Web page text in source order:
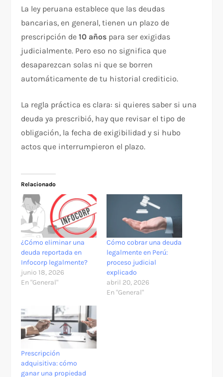
La ley peruana establece que las deudas
bancarias, en general, tienen un plazo de
prescripción de10 años para ser exigidas
judicialmente. Pero eso no significa que
desaparezcan solas ni que se borren
automáticamente de tu historial crediticio.
La regla práctica es clara: si quieres saber si una
deuda ya prescribió, hay que revisar el tipo de
obligación, la fecha de exigibilidad y si hubo
actos que interrumpieron el plazo.
Relacionado
¿Cómo eliminar una
deuda reportada en
Infocorp legalmente?
junio 18, 2026
En "General"
Cómo cobrar una deuda
legalmente en Perú:
proceso judicial
explicado
abril 20, 2026
En "General"
Prescripción
adquisitiva: cómo
ganar una propiedad